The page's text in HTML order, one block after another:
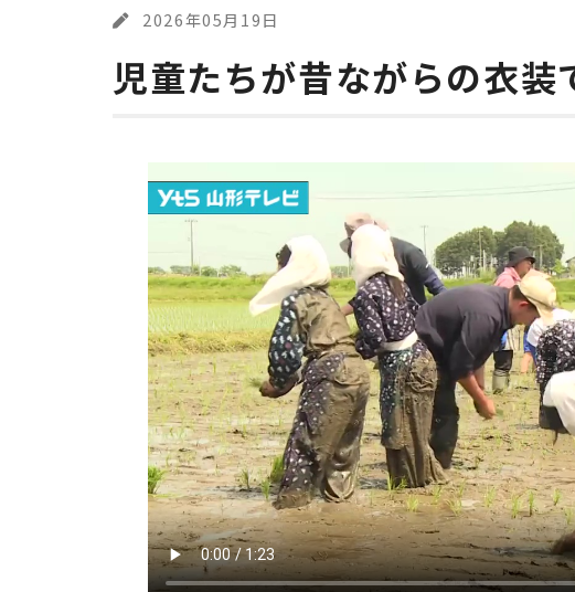
2026年05月19日
児童たちが昔ながらの衣装